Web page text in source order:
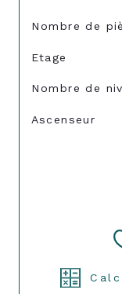
Nombre de
Etage
Nombre de
Ascenseur